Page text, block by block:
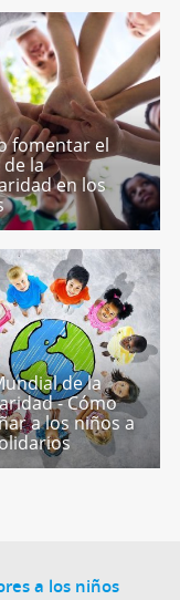
fomentar el
la
en los
de la
- Cómo
a los niños a
a los niños